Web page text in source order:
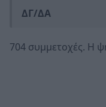
ΔΓ/ΔΑ
704 συμμετοχές. Η